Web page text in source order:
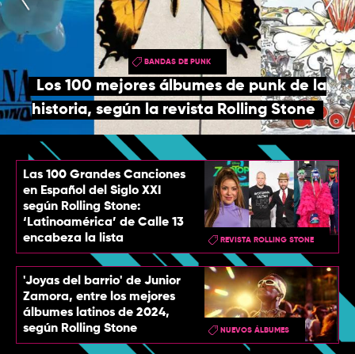
TOP
QUIÉNES SOMOS
CONTACTO
BANDAS DE PUNK
Los 100 mejores álbumes de punk de la
historia, según la revista Rolling Stone
Las 100 Grandes Canciones
en Español del Siglo XXI
según Rolling Stone:
‘Latinoamérica’ de Calle 13
encabeza la lista
REVISTA ROLLING STONE
'Joyas del barrio' de Junior
Zamora, entre los mejores
álbumes latinos de 2024,
según Rolling Stone
NUEVOS ÁLBUMES